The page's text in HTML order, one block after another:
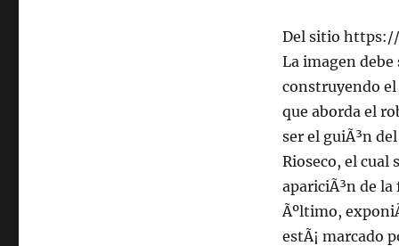
Del sitio
La imagen
construyendo
que aborda el
ser el guiÃ³n
Rioseco, el cual
apariciÃ³n de la
Ãºltimo,
estÃ¡ marcado